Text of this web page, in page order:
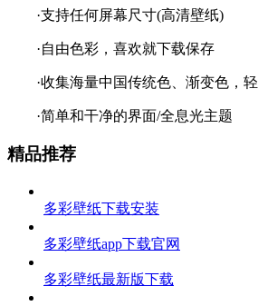
·支持任何屏幕尺寸(高清壁纸)
·自由色彩，喜欢就下载保存
·收集海量中国传统色、渐变色，轻
·简单和干净的界面/全息光主题
精品推荐
多彩壁纸下载安装
多彩壁纸app下载官网
多彩壁纸最新版下载